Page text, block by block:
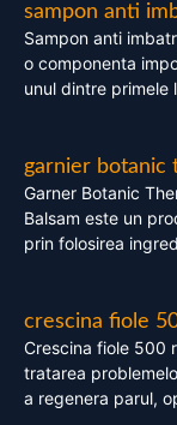
sampon anti
Sampon anti
o componenta
unul dintre primele
garnier botanic
Garner Botanic
Balsam este un
prin folosirea
crescina fiole
Crescina fiole 500
tratarea
a regenera parul,